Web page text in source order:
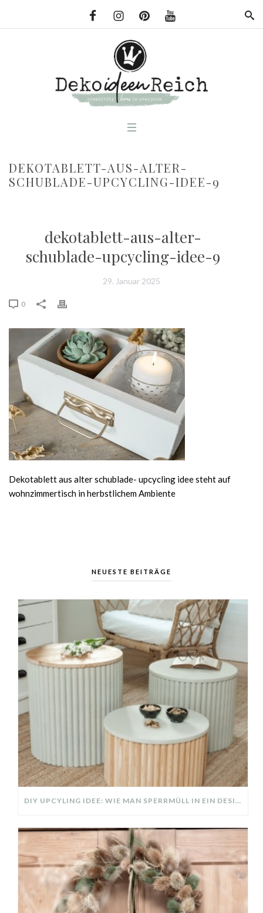
DEKOTABLETT-AUS-ALTER-
SCHUBLADE-UPCYCLING-IDEE-9
dekotablett-aus-alter-
schublade-upcycling-idee-9
29. Januar 2025
0
Dekotablett aus alter schublade- upcycling idee steht auf
wohnzimmertisch in herbstlichem Ambiente
NEUESTE BEITRÄGE
DIY UPCYLING IDEE: WIE MAN SPERRMÜLL IN EIN DESIGNER TEIL VERWANDELT